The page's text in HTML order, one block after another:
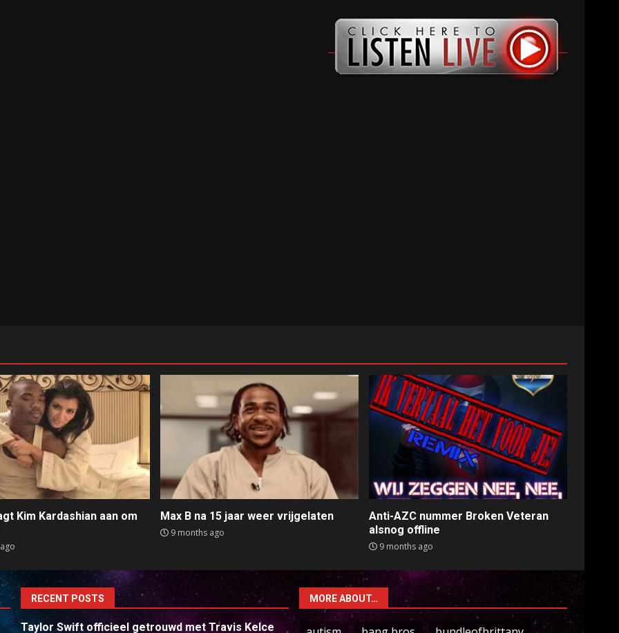
Kim Kardashian aan om
Max B na 15 jaar weer vrijgelaten
9 months ago
Anti-AZC nummer Broken Veteran
alsnog offline
9 months ago
RECENT POSTS
Taylor Swift officieel getrouwd met Travis Kelce
MORE ABOUT…